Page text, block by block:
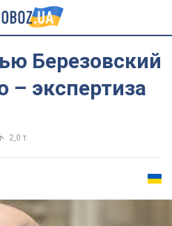
Березовский
– экспертиза
2,0 т.